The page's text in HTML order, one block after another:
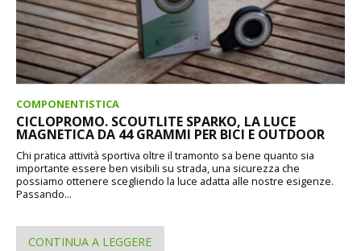
COMPONENTISTICA
CICLOPROMO. SCOUTLITE SPARKO, LA LUCE
MAGNETICA DA 44 GRAMMI PER BICI E OUTDOOR
Chi pratica attività sportiva oltre il tramonto sa bene quanto sia
importante essere ben visibili su strada, una sicurezza che
possiamo ottenere scegliendo la luce adatta alle nostre esigenze.
Passando...
CONTINUA A LEGGERE